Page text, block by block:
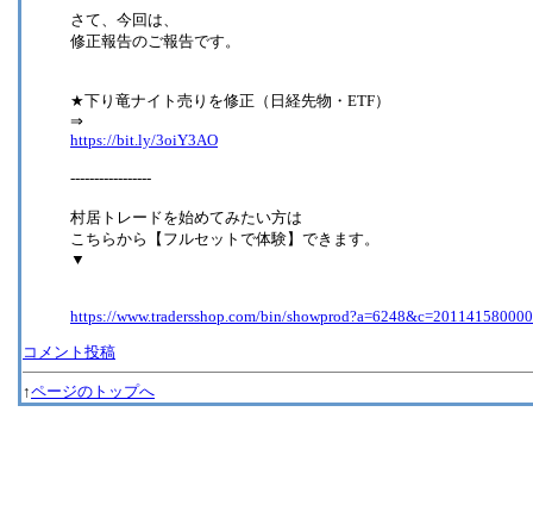
さて、今回は、
修正報告のご報告です。
★下り竜ナイト売りを修正（日経先物・ETF）
⇒
https://bit.ly/3oiY3AO
-----------------
村居トレードを始めてみたい方は
こちらから【フルセットで体験】できます。
▼
https://www.tradersshop.com/bin/
コメント投稿
↑ページのトップへ